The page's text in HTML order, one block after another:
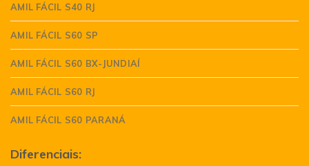
AMIL FÁCIL S40 RJ
AMIL FÁCIL S60 SP
AMIL FÁCIL S60 BX-JUNDIAÍ
AMIL FÁCIL S60 RJ
AMIL FÁCIL S60 PARANÁ
Diferenciais: